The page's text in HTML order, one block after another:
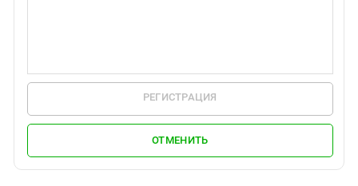
РЕГИСТРАЦИЯ
ОТМЕНИТЬ